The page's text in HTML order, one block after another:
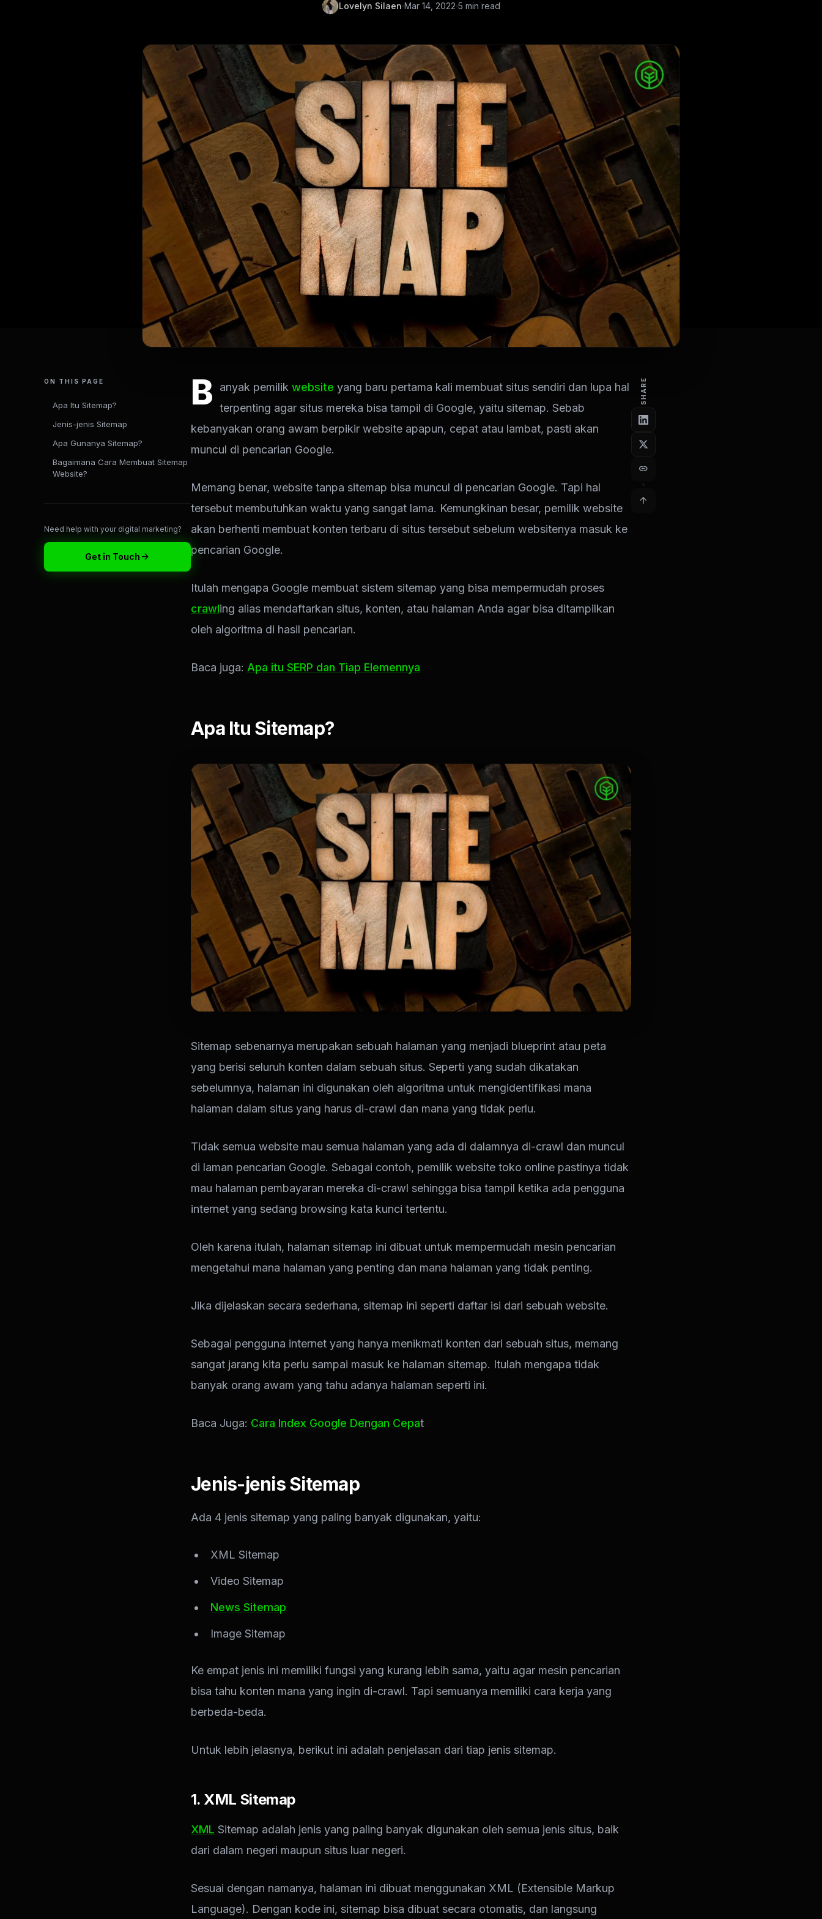
Lovelyn Silaen Mar 14, 2022 5 min read
ON THIS PAGE
Apa Itu Sitemap?
Jenis-jenis Sitemap
Apa Gunanya Sitemap?
Bagaimana Cara Membuat Sitemap
Website?
Need help with your digital marketing?
Get in Touch arrow_forward
B anyak pemilik website yang baru pertama kali membuat situs sendiri dan lupa hal
terpenting agar situs mereka bisa tampil di Google, yaitu sitemap. Sebab
kebanyakan orang awam berpikir website apapun, cepat atau lambat, pasti akan
muncul di pencarian Google.
Memang benar, website tanpa sitemap bisa muncul di pencarian Google. Tapi hal
tersebut membutuhkan waktu yang sangat lama. Kemungkinan besar, pemilik website
akan berhenti membuat konten terbaru di situs tersebut sebelum websitenya masuk ke
pencarian Google.
Itulah mengapa Google membuat sistem sitemap yang bisa mempermudah proses
crawling alias mendaftarkan situs, konten, atau halaman Anda agar bisa ditampilkan
oleh algoritma di hasil pencarian.
Baca juga: Apa itu SERP dan Tiap Elemennya
Apa Itu Sitemap?
Sitemap sebenarnya merupakan sebuah halaman yang menjadi blueprint atau peta
yang berisi seluruh konten dalam sebuah situs. Seperti yang sudah dikatakan
sebelumnya, halaman ini digunakan oleh algoritma untuk mengidentifikasi mana
halaman dalam situs yang harus di-crawl dan mana yang tidak perlu.
Tidak semua website mau semua halaman yang ada di dalamnya di-crawl dan muncul
di laman pencarian Google. Sebagai contoh, pemilik website toko online pastinya tidak
mau halaman pembayaran mereka di-crawl sehingga bisa tampil ketika ada pengguna
internet yang sedang browsing kata kunci tertentu.
Oleh karena itulah, halaman sitemap ini dibuat untuk mempermudah mesin pencarian
mengetahui mana halaman yang penting dan mana halaman yang tidak penting.
Jika dijelaskan secara sederhana, sitemap ini seperti daftar isi dari sebuah website.
Sebagai pengguna internet yang hanya menikmati konten dari sebuah situs, memang
sangat jarang kita perlu sampai masuk ke halaman sitemap. Itulah mengapa tidak
banyak orang awam yang tahu adanya halaman seperti ini.
Baca Juga: Cara Index Google Dengan Cepat
Jenis-jenis Sitemap
Ada 4 jenis sitemap yang paling banyak digunakan, yaitu:
XML Sitemap
Video Sitemap
News Sitemap
Image Sitemap
Ke empat jenis ini memiliki fungsi yang kurang lebih sama, yaitu agar mesin pencarian
bisa tahu konten mana yang ingin di-crawl. Tapi semuanya memiliki cara kerja yang
berbeda-beda.
Untuk lebih jelasnya, berikut ini adalah penjelasan dari tiap jenis sitemap.
1. XML Sitemap
XML Sitemap adalah jenis yang paling banyak digunakan oleh semua jenis situs, baik
dari dalam negeri maupun situs luar negeri.
Sesuai dengan namanya, halaman ini dibuat menggunakan XML (Extensible Markup
Language). Dengan kode ini, sitemap bisa dibuat secara otomatis, dan langsung
SHARE
link
arrow_upward